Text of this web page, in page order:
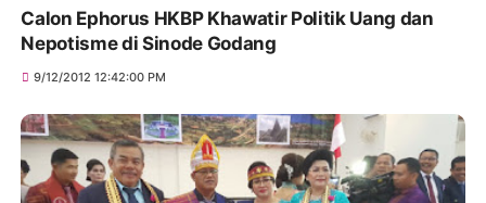
Calon Ephorus HKBP Khawatir Politik Uang dan
Nepotisme di Sinode Godang
9/12/2012 12:42:00 PM